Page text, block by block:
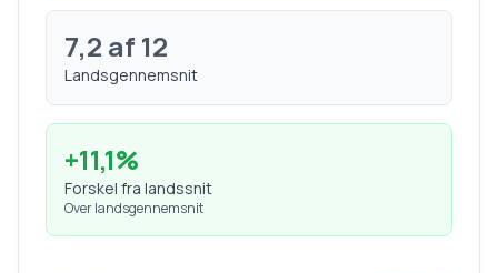
7,2 af 12
Landsgennemsnit
+11,1%
Forskel fra landssnit
Over landsgennemsnit